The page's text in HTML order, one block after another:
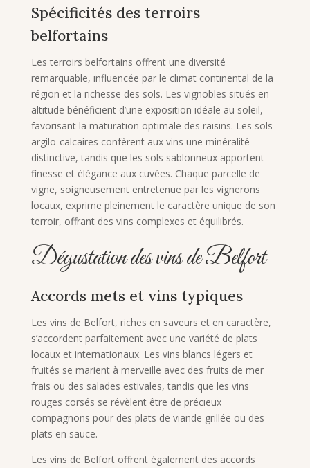
Spécificités des terroirs
belfortains
Les terroirs belfortains offrent une diversité
remarquable, influencée par le climat continental de la
région et la richesse des sols. Les vignobles situés en
altitude bénéficient d’une exposition idéale au soleil,
favorisant la maturation optimale des raisins. Les sols
argilo-calcaires confèrent aux vins une minéralité
distinctive, tandis que les sols sablonneux apportent
finesse et élégance aux cuvées. Chaque parcelle de
vigne, soigneusement entretenue par les vignerons
locaux, exprime pleinement le caractère unique de son
terroir, offrant des vins complexes et équilibrés.
Dégustation des vins de Belfort
Accords mets et vins typiques
Les vins de Belfort, riches en saveurs et en caractère,
s’accordent parfaitement avec une variété de plats
locaux et internationaux. Les vins blancs légers et
fruités se marient à merveille avec des fruits de mer
frais ou des salades estivales, tandis que les vins
rouges corsés se révèlent être de précieux
compagnons pour des plats de viande grillée ou des
plats en sauce.
Les vins de Belfort offrent également des accords